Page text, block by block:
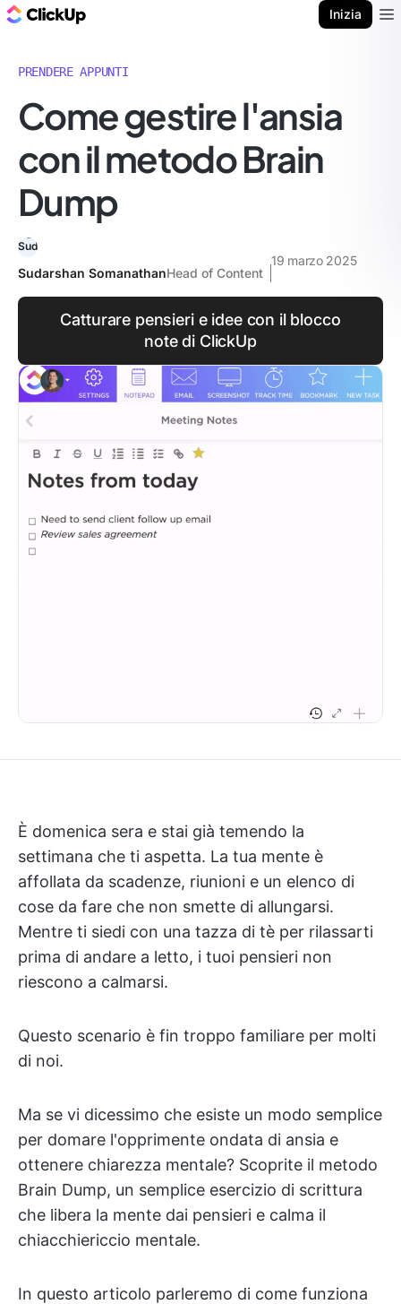
Inizia
PRENDERE APPUNTI
Come gestire l'ansia
con il metodo Brain
Dump
Sudarshan SomanathanHead of Content
19 marzo 2025
Catturare pensieri e idee con il blocco
note di ClickUp
È domenica sera e stai già temendo la
settimana che ti aspetta. La tua mente è
affollata da scadenze, riunioni e un elenco di
cose da fare che non smette di allungarsi.
Mentre ti siedi con una tazza di tè per rilassarti
prima di andare a letto, i tuoi pensieri non
riescono a calmarsi.
Questo scenario è fin troppo familiare per molti
di noi.
Ma se vi dicessimo che esiste un modo semplice
per domare l'opprimente ondata di ansia e
ottenere chiarezza mentale? Scoprite il metodo
Brain Dump, un semplice esercizio di scrittura
che libera la mente dai pensieri e calma il
chiacchiericcio mentale.
In questo articolo parleremo di come funziona